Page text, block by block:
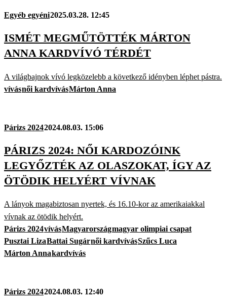
Egyéb egyéni2025.03.28. 12:45
ISMÉT MEGMŰTÖTTÉK MÁRTON
ANNA KARDVÍVÓ TÉRDÉT
A világbajnok vívó legközelebb a következő idényben léphet pástra.
vívásnői kardvívásMárton Anna
Párizs 20242024.08.03. 15:06
PÁRIZS 2024: NŐI KARDOZÓINK
LEGYŐZTÉK AZ OLASZOKAT, ÍGY AZ
ÖTÖDIK HELYÉRT VÍVNAK
A lányok magabiztosan nyertek, és 16.10-kor az amerikaiakkal
vívnak az ötödik helyért.
Párizs 2024vívásMagyarországmagyar olimpiai csapat
Pusztai LizaBattai Sugárnői kardvívásSzűcs Luca
Márton Annakardvívás
Párizs 20242024.08.03. 12:40